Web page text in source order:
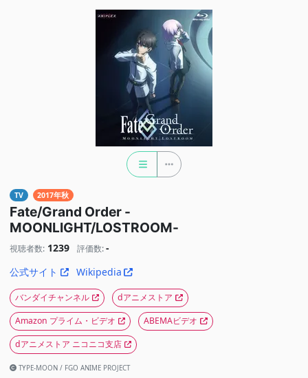
TV 2017年秋
Fate/Grand Order -
MOONLIGHT/LOSTROOM-
視聴者数: 1239 評価数: -
公式サイト
Wikipedia
バンダイチャンネル
dアニメストア
Amazon プライム・ビデオ
ABEMAビデオ
dアニメストア ニコニコ支店
TYPE-MOON / FGO ANIME PROJECT